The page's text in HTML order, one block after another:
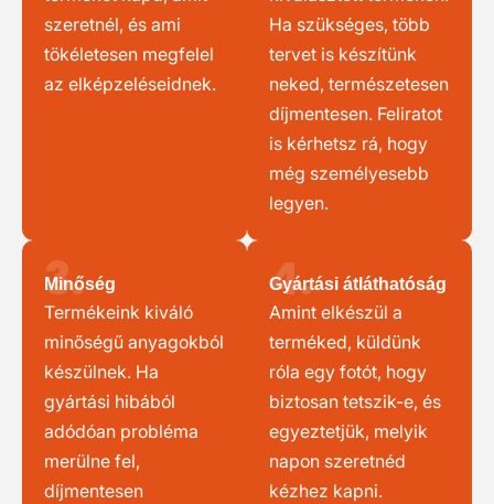
szeretnél, és ami
tökéletesen megfelel
az elképzeléseidnek.
Ha szükséges, több
tervet is készítünk
neked, természetesen
díjmentesen. Feliratot
is kérhetsz rá, hogy
még személyesebb
legyen.
3.
Minőség
Termékeink kiváló
minőségű anyagokból
készülnek. Ha
gyártási hibából
adódóan probléma
merülne fel,
díjmentesen
4.
Gyártási átláthatóság
Amint elkészül a
terméked, küldünk
róla egy fotót, hogy
biztosan tetszik-e, és
egyeztetjük, melyik
napon szeretnéd
kézhez kapni.